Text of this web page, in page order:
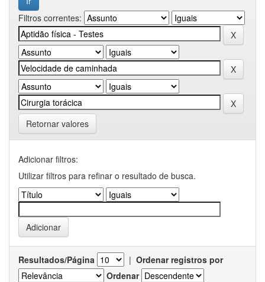
Filtros correntes:
Retornar valores
Adicionar filtros:
Utilizar filtros para refinar o resultado de busca.
Resultados/Página | Ordenar registros por
Ordenar